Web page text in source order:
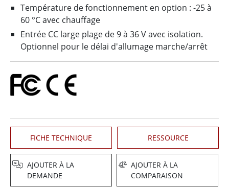
Température de fonctionnement en option : -25 à
60 °C avec chauffage
Entrée CC large plage de 9 à 36 V avec isolation.
Optionnel pour le délai d'allumage marche/arrêt
FICHE TECHNIQUE RESSOURCE
AJOUTER À LA
DEMANDE
AJOUTER À LA
COMPARAISON